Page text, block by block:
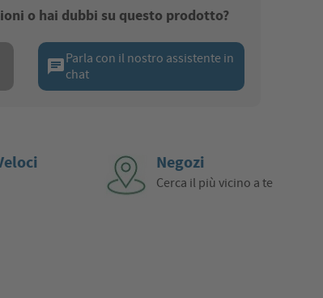
o hai dubbi su questo prodotto?
chatParla con il nostro assistente in
chat
Negozi
Cerca il più vicino a te